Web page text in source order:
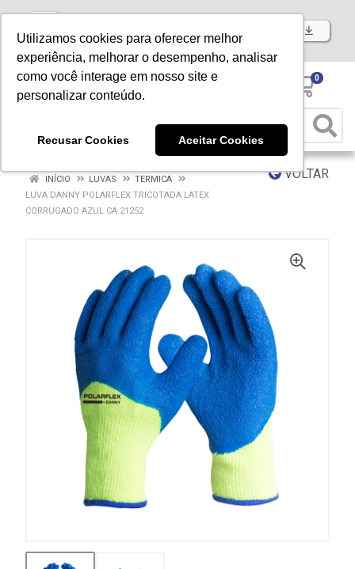
Utilizamos cookies para oferecer melhor
experiência, melhorar o desempenho, analisar
como você interage em nosso site e
personalizar conteúdo.
Recusar Cookies Aceitar Cookies
Baixe já nosso APP
0
VOLTAR
INÍCIO LUVAS
TERMICA
LUVA DANNY POLARFLEX TRICOTADA LATEX
CORRUGADO AZUL CA 21252